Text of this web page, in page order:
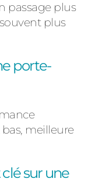
passage plus
plus
porte-
meilleure
sur une